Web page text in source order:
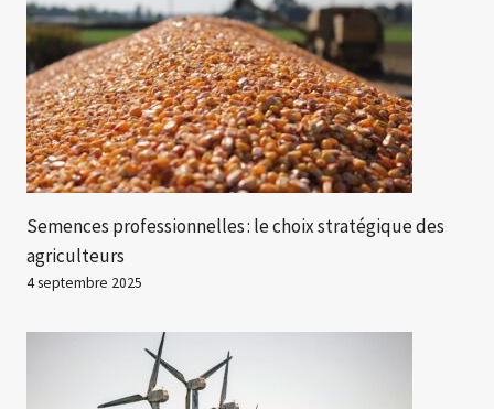
Semences professionnelles : le choix stratégique des
agriculteurs
4 septembre 2025